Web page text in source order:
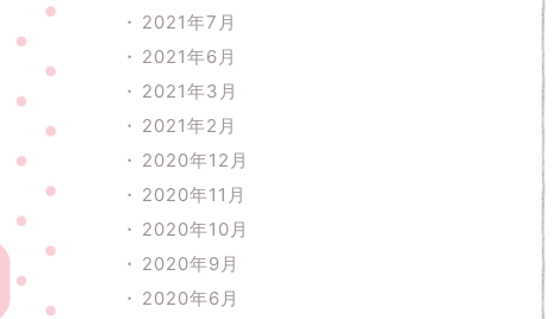
2021年7月
2021年6月
2021年3月
2021年2月
2020年12月
2020年11月
2020年10月
2020年9月
2020年6月